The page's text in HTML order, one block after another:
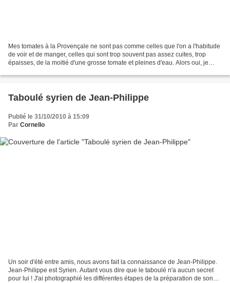
Mes tomates à la Provençale ne sont pas comme celles que l'on a l'habitude
de voir et de manger, celles qui sont trop souvent pas assez cuites, trop
épaisses, de la moitié d'une grosse tomate et pleines d'eau. Alors oui, je
Taboulé syrien de Jean-Philippe
Publié le 31/10/2010 à 15:09
Par Cornello
Un soir d'été entre amis, nous avons fait la connaissance de Jean-Philippe.
Jean-Philippe est Syrien. Autant vous dire que le taboulé n'a aucun secret
pour lui ! J'ai photographié les différentes étapes de la préparation de son